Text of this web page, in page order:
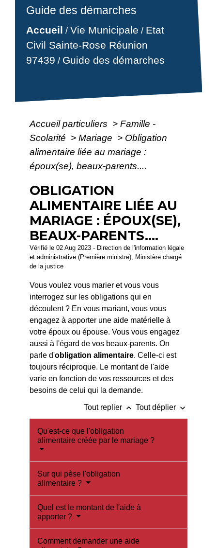
Guide des démarches
Accueil /Vie Municipale / Etat
Civil Sainte-Rose Réunion
97439 / Guide des démarches
Accueil particuliers > Famille -
Scolarité > Mariage > Obligation
alimentaire liée au mariage :
époux(se), beaux-parents....
OBLIGATION
ALIMENTAIRE LIÉE AU
MARIAGE : ÉPOUX(SE),
BEAUX-PARENTS....
Vérifié le 02 Aug 2023 - Direction de l'information légale
et administrative (Première ministre), Ministère chargé
de la justice
Vous voulez vous marier et vous vous
interrogez sur les obligations qui en
découlent ? En vous mariant, vous vous
engagez à apporter une aide matérielle à
votre époux ou épouse. Vous vous engagez
aussi à l'égard de vos beaux-parents. On
parle d'obligation alimentaire. Celle-ci est
toujours réciproque. Le montant de l'aide
varie en fonction de vos ressources et des
besoins de celui qui la demande.
Tout replier keyboard_arrow_up Tout déplier keyboard_arrow_down
Qu'est-ce que l'obligation
alimentaire créée par le mariage ?
Sur qui pèse l'obligation
alimentaire ?
Quel est le montant de l'aide à
apporter ?
Comment demander une aide